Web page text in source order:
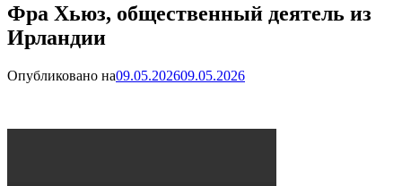
Фра Хьюз, общественный деятель из
Ирландии
Опубликовано на09.05.202609.05.2026